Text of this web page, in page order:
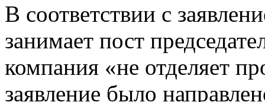
В соответствии с
занимает пост
компания «не отделяет
заявление было